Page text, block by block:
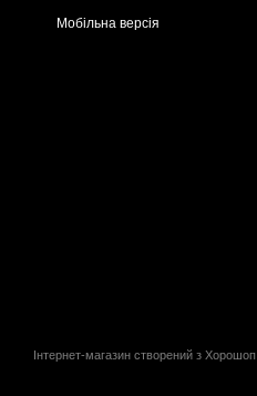
Мобільна версія
Інтернет-магазин створений з Хорошоп